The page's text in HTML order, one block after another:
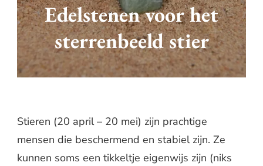
Edelstenen voor het
sterrenbeeld stier
Stieren (20 april – 20 mei) zijn prachtige
mensen die beschermend en stabiel zijn. Ze
kunnen soms een tikkeltje eigenwijs zijn (niks